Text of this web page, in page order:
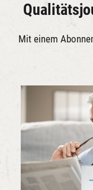
Mit einem